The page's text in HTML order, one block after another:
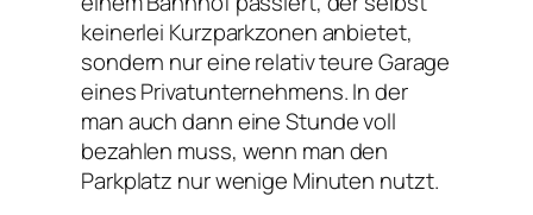
keinerlei Kurzparkzonen anbietet,
sondern nur eine relativ teure Garage
eines Privatunternehmens. In der
man auch dann eine Stunde voll
bezahlen muss, wenn man den
Parkplatz nur wenige Minuten nutzt.